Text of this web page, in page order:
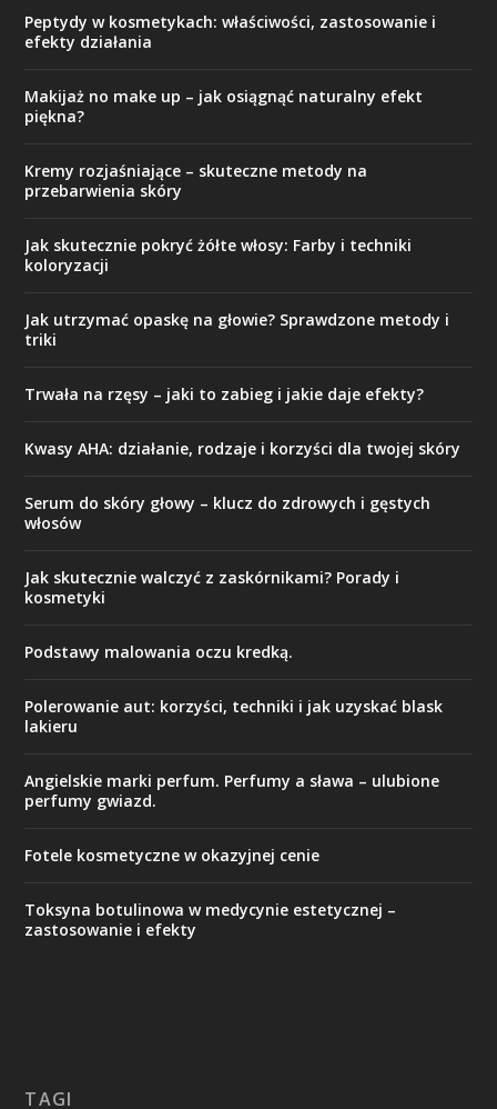
Peptydy w kosmetykach: właściwości, zastosowanie i
efekty działania
Makijaż no make up – jak osiągnąć naturalny efekt
piękna?
Kremy rozjaśniające – skuteczne metody na
przebarwienia skóry
Jak skutecznie pokryć żółte włosy: Farby i techniki
koloryzacji
Jak utrzymać opaskę na głowie? Sprawdzone metody i
triki
Trwała na rzęsy – jaki to zabieg i jakie daje efekty?
Kwasy AHA: działanie, rodzaje i korzyści dla twojej skóry
Serum do skóry głowy – klucz do zdrowych i gęstych
włosów
Jak skutecznie walczyć z zaskórnikami? Porady i
kosmetyki
Podstawy malowania oczu kredką.
Polerowanie aut: korzyści, techniki i jak uzyskać blask
lakieru
Angielskie marki perfum. Perfumy a sława – ulubione
perfumy gwiazd.
Fotele kosmetyczne w okazyjnej cenie
Toksyna botulinowa w medycynie estetycznej –
zastosowanie i efekty
TAGI